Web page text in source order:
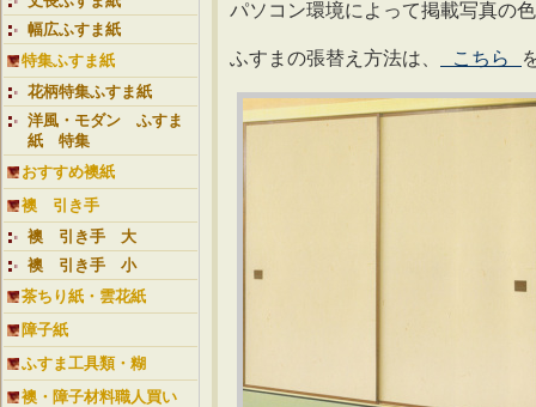
幅広ふすま紙
特集ふすま紙
花柄特集ふすま紙
洋風・モダン ふすま
紙 特集
おすすめ襖紙
襖 引き手
襖 引き手 大
襖 引き手 小
茶ちり紙・雲花紙
障子紙
ふすま工具類・糊
襖・障子材料職人買い
パソコン環境によって掲載写真の
ふすまの張替え方法は、 こちら